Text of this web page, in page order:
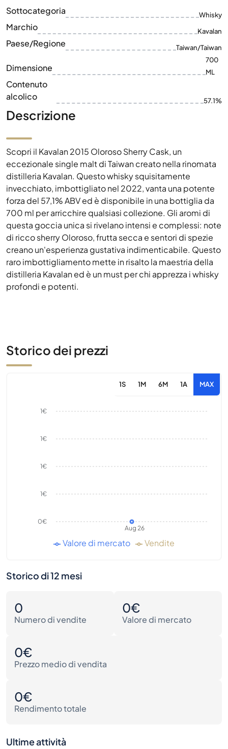
Sottocategoria Whisky
Marchio Kavalan
Paese/Regione Taiwan/Taiwan
Dimensione
700
ML
Contenuto
alcolico
57.1%
Descrizione
Scopri il Kavalan 2015 Oloroso Sherry Cask, un
eccezionale single malt di Taiwan creato nella rinomata
distilleria Kavalan. Questo whisky squisitamente
invecchiato, imbottigliato nel 2022, vanta una potente
forza del 57,1% ABV ed è disponibile in una bottiglia da
700 ml per arricchire qualsiasi collezione. Gli aromi di
questa goccia unica si rivelano intensi e complessi: note
di ricco sherry Oloroso, frutta secca e sentori di spezie
creano un'esperienza gustativa indimenticabile. Questo
raro imbottigliamento mette in risalto la maestria della
distilleria Kavalan ed è un must per chi apprezza i whisky
profondi e potenti.
Storico dei prezzi
1S 1M 6M 1A MAX
Aug 26
0€
1€
1€
1€
1€
Valore di mercato Vendite
Storico di 12 mesi
0
Numero di vendite
0€
Valore di mercato
0€
Prezzo medio di vendita
0€
Rendimento totale
Ultime attività